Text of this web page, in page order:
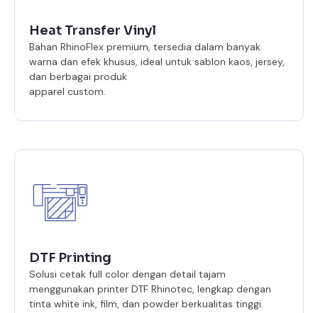
Heat Transfer Vinyl
Bahan RhinoFlex premium, tersedia dalam banyak
warna dan efek khusus, ideal untuk sablon kaos, jersey,
dan berbagai produk
apparel custom.
DTF Printing
Solusi cetak full color dengan detail tajam
menggunakan printer DTF Rhinotec, lengkap dengan
tinta white ink, film, dan powder berkualitas tinggi.